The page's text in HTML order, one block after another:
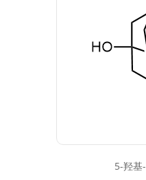
5-羟基